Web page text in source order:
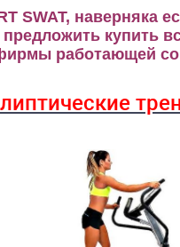
SWAT, наверняка
купить
работающей